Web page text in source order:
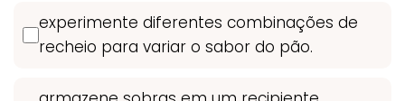
experimente diferentes combinações de
recheio para variar o sabor do pão.